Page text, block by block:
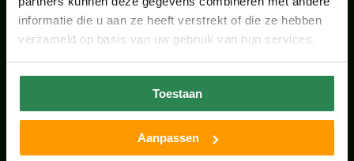
informatie die u aan ze heeft verstrekt of die ze hebben
verzameld op basis van uw gebruik van hun services.
Toestaan
Aanpassen
HANDIGE LINKS
Kantoorplanten Utrecht
Kantoorplanten Amsterdam